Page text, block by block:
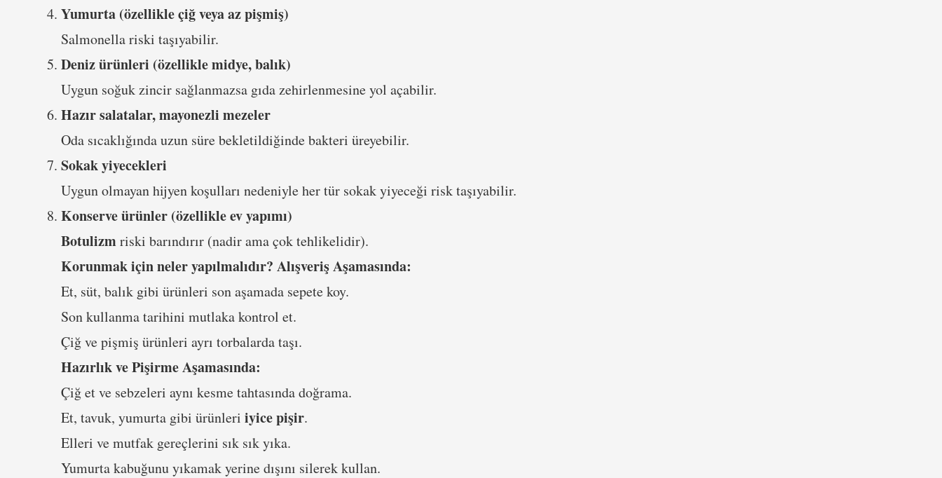
Yumurta (özellikle çiğ veya az pişmiş)
Salmonella riski taşıyabilir.
Deniz ürünleri (özellikle midye, balık)
Uygun soğuk zincir sağlanmazsa gıda zehirlenmesine yol açabilir.
Hazır salatalar, mayonezli mezeler
Oda sıcaklığında uzun süre bekletildiğinde bakteri üreyebilir.
Sokak yiyecekleri
Uygun olmayan hijyen koşulları nedeniyle her tür sokak yiyeceği risk taşıyabilir.
Konserve ürünler (özellikle ev yapımı)
Botulizmriski barındırır (nadir ama çok tehlikelidir).
Korunmak için neler yapılmalıdır? Alışveriş Aşamasında:
Et, süt, balık gibi ürünleri son aşamada sepete koy.
Son kullanma tarihini mutlaka kontrol et.
Çiğ ve pişmiş ürünleri ayrı torbalarda taşı.
Hazırlık ve Pişirme Aşamasında:
Çiğ et ve sebzeleri aynı kesme tahtasında doğrama.
Et, tavuk, yumurta gibi ürünleri iyice pişir.
Elleri ve mutfak gereçlerini sık sık yıka.
Yumurta kabuğunu yıkamak yerine dışını silerek kullan.